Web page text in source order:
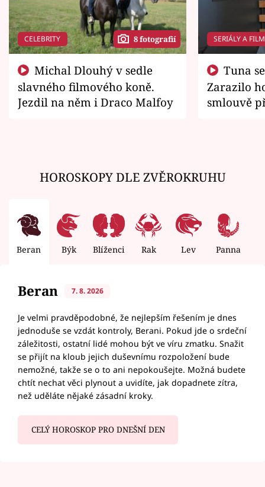
CELEBRITY 8 fotografií
slavného filmového koně.
Jezdil na něm i Draco Malfoy
SERIÁLY A
Zarazilo
smlouvě
HOROSKOPY DLE ZVĚROKRUHU
Beran Býk Blíženci Rak Lev Panna
Beran 7. 8. 2026
Je velmi pravděpodobné, že nejlepším řešením je dnes
jednoduše se vzdát kontroly, Berani. Pokud jde o srdeční
záležitosti, ostatní lidé mohou být ve víru zmatku. Snažit
se přijít na kloub jejich duševnímu rozpoložení bude
nemožné, takže se o to ani nepokoušejte. Možná budete
chtít nechat věci plynout a uvidíte, jak dopadnete zítra,
než uděláte nějaké zásadní kroky.
CELÝ HOROSKOP PRO DNEŠNÍ DEN